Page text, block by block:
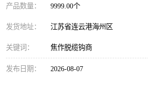
产品数量： 9999.00个
发货地址： 江苏省连云港海州区
关键词： 焦作脱缆钩商
发布日期： 2026-08-07